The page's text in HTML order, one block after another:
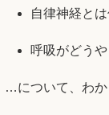
自律神経とは
呼吸がどう
…について、わか